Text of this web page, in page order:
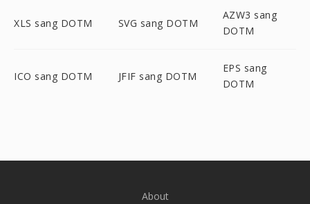
XLS sang DOTM SVG sang DOTM
AZW3 sang
DOTM
ICO sang DOTM JFIF sang DOTM
EPS sang
DOTM
About